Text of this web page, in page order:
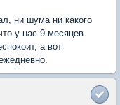
ни шума ни какого
у нас 9 месяцев
а вот